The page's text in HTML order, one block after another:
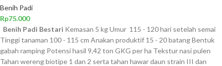
Benih Padi
Rp75.000
Benih Padi Bestari Kemasan 5 kg Umur 115 - 120 hari setelah semai
Tinggi tanaman 100 - 115 cm Anakan produktif 15 - 20 batang Bentuk
gabah ramping Potensi hasil 9,42 ton GKG per ha Tekstur nasi pulen
Tahan wereng biotipe 1 dan 2 serta tahan hawar daun strain III dan